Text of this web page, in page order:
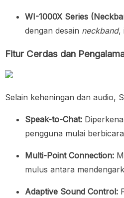
WI-1000X Series
dengan desain neckband,
Fitur Cerdas dan
Selain keheningan dan audio,
Speak-to-Chat:
pengguna mulai
Multi-Point Connection:
mulus antara
Adaptive Sound Control: